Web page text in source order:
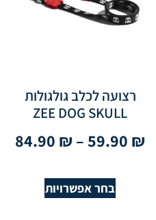
רצועה לכלב גולגולות
ZEE DOG SKULL
59.90 ₪
–
84.90 ₪
בחר אפשרויות